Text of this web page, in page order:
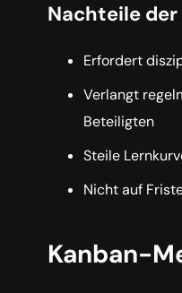
Nachteile
Erfordert
Verlangt
Beteiligten
Steile
Nicht auf
Kanban-